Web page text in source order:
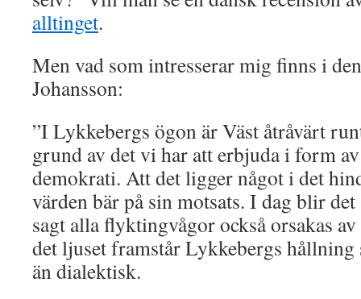
alltinget.
Men vad som intresserar mig finns i
Johansson:
”I Lykkebergs ögon är Väst åtråvärt
grund av det vi har att erbjuda i form
demokrati. Att det ligger något i det
värden bär på sin motsats. I dag blir
sagt alla flyktingvågor också orsakas
det ljuset framstår Lykkebergs
än dialektisk.